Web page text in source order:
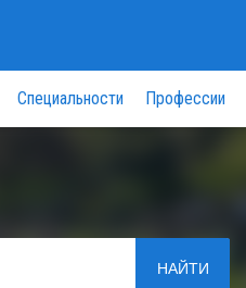
Специальности Профессии
НАЙТИ